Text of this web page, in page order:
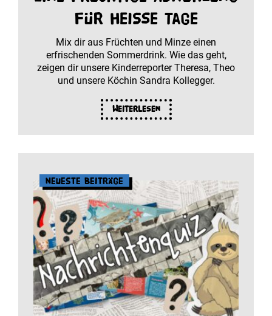
für heiße Tage
Mix dir aus Früchten und Minze einen
erfrischenden Sommerdrink. Wie das geht,
zeigen dir unsere Kinderreporter Theresa, Theo
und unsere Köchin Sandra Kollegger.
Weiterlesen
Neueste Beiträge